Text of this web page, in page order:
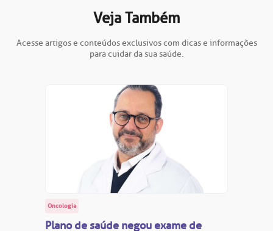
CEP: 01323-001 | Bela Vista
Clínica Medicina da Mulher
de Benchmarking
frequentes
de órgãos
Veja Também
Acesse artigos e conteúdos exclusivos com dicas e informações
para cuidar da sua saúde.
Oncologia
Plano de saúde negou exame de